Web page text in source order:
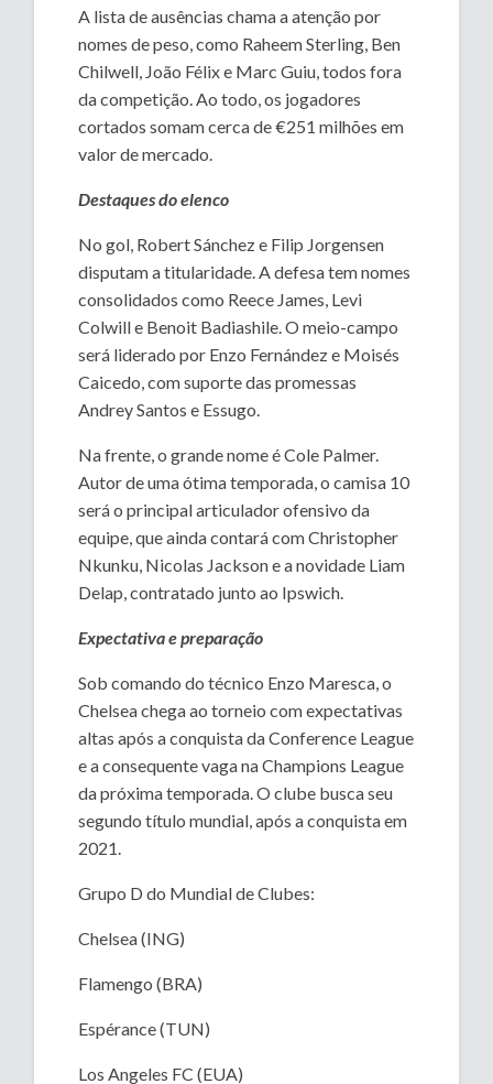
A lista de ausências chama a atenção por
nomes de peso, como Raheem Sterling, Ben
Chilwell, João Félix e Marc Guiu, todos fora
da competição. Ao todo, os jogadores
cortados somam cerca de €251 milhões em
valor de mercado.
Destaques do elenco
No gol, Robert Sánchez e Filip Jorgensen
disputam a titularidade. A defesa tem nomes
consolidados como Reece James, Levi
Colwill e Benoit Badiashile. O meio-campo
será liderado por Enzo Fernández e Moisés
Caicedo, com suporte das promessas
Andrey Santos e Essugo.
Na frente, o grande nome é Cole Palmer.
Autor de uma ótima temporada, o camisa 10
será o principal articulador ofensivo da
equipe, que ainda contará com Christopher
Nkunku, Nicolas Jackson e a novidade Liam
Delap, contratado junto ao Ipswich.
Expectativa e preparação
Sob comando do técnico Enzo Maresca, o
Chelsea chega ao torneio com expectativas
altas após a conquista da Conference League
e a consequente vaga na Champions League
da próxima temporada. O clube busca seu
segundo título mundial, após a conquista em
2021.
Grupo D do Mundial de Clubes:
Chelsea (ING)
Flamengo (BRA)
Espérance (TUN)
Los Angeles FC (EUA)